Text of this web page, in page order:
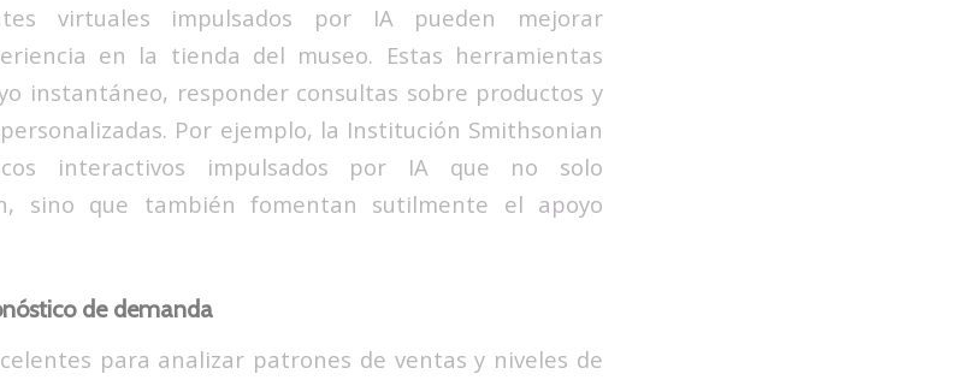
virtuales impulsados por IA pueden mejorar
en la tienda del museo. Estas herramientas
instantáneo, responder consultas sobre productos y
Por ejemplo, la Institución Smithsonian
interactivos impulsados por IA que no solo
sino que también fomentan sutilmente el apoyo
de demanda
para analizar patrones de ventas y niveles de